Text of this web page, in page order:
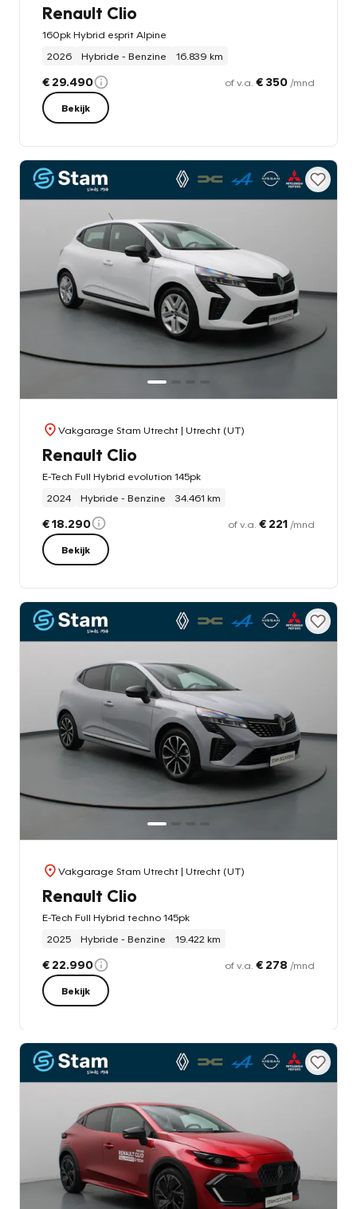
Renault Clio
160pk Hybrid esprit Alpine
2026
Hybride - Benzine 16.839 km
€ 29.490 of v.a. € 350 /mnd
Bekijk
Vakgarage Stam Utrecht| Utrecht (UT)
Renault Clio
E-Tech Full Hybrid evolution 145pk
2024
Hybride - Benzine 34.461 km
€ 18.290 of v.a. € 221 /mnd
Bekijk
Vakgarage Stam Utrecht| Utrecht (UT)
Renault Clio
E-Tech Full Hybrid techno 145pk
2025
Hybride - Benzine 19.422 km
€ 22.990 of v.a. € 278 /mnd
Bekijk